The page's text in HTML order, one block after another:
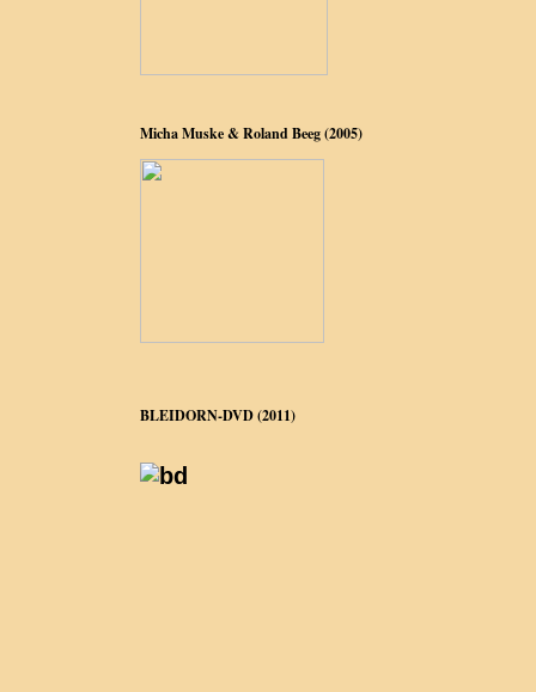
Micha Muske & Roland Beeg (2005)
BLEIDORN-DVD (2011)